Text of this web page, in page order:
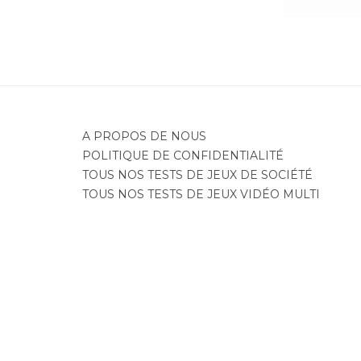
A PROPOS DE NOUS
POLITIQUE DE CONFIDENTIALITÉ
TOUS NOS TESTS DE JEUX DE SOCIÉTÉ
TOUS NOS TESTS DE JEUX VIDÉO MULTI